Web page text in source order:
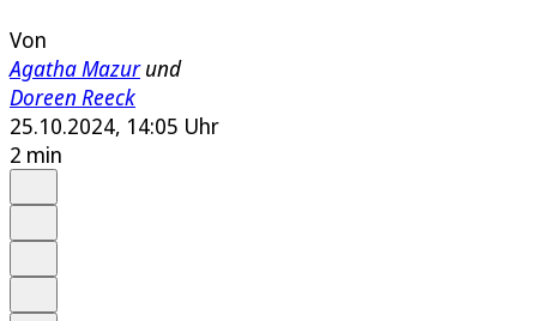
Von
Agatha Mazurund
Doreen Reeck
25.10.2024, 14:05 Uhr
2 min